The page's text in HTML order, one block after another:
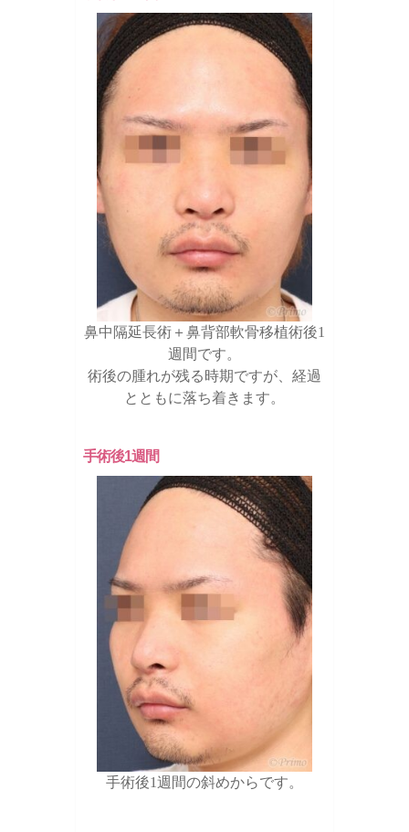
鼻中隔延長術＋鼻背部軟骨移植術後1
週間です。
術後の腫れが残る時期ですが、経過
とともに落ち着きます。
手術後1週間
手術後1週間の斜めからです。